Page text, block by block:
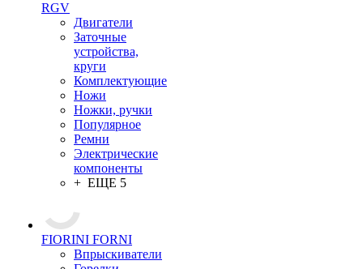
RGV
Двигатели
Заточные
устройства,
круги
Комплектующие
Ножи
Ножки, ручки
Популярное
Ремни
Электрические
компоненты
+ ЕЩЕ 5
FIORINI FORNI
Впрыскиватели